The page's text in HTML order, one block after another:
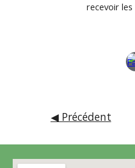
recevoir
◀ Précédent